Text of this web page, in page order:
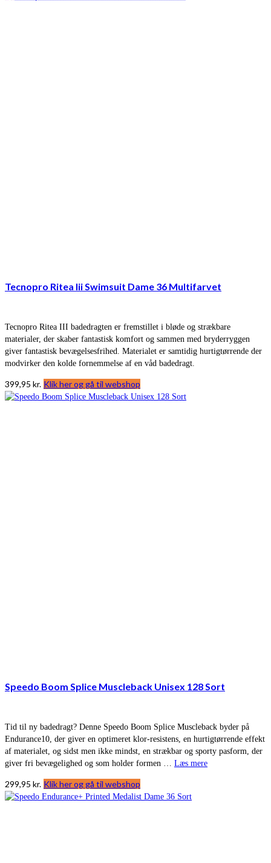
Tecnopro Ritea Iii Swimsuit Dame 36 Multifarvet
Tecnopro Ritea III badedragten er fremstillet i bløde og strækbare
materialer, der skaber fantastisk komfort og sammen med bryderryggen
giver fantastisk bevægelsesfrihed. Materialet er samtidig hurtigtørrende der
modvirker den kolde fornemmelse af en våd badedragt.
399,95 kr. Klik her og gå til webshop
Speedo Boom Splice Muscleback Unisex 128 Sort
Tid til ny badedragt? Denne Speedo Boom Splice Muscleback byder på
Endurance10, der giver en optimeret klor-resistens, en hurtigtørrende effekt
af materialet, og sidst men ikke mindst, en strækbar og sporty pasform, der
giver fri bevægelighed og som holder formen … Læs mere
299,95 kr. Klik her og gå til webshop